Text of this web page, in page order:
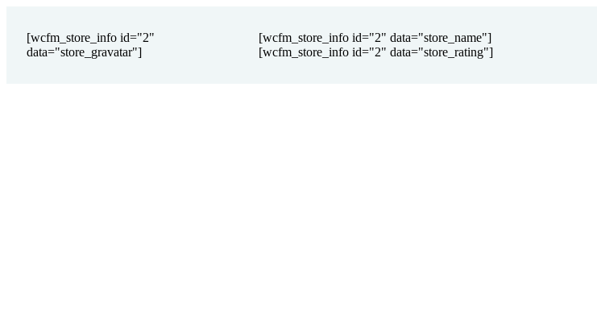
[wcfm_store_info id="2"
data="store_gravatar"]
[wcfm_store_info id="2" data="store_name"]
[wcfm_store_info id="2" data="store_rating"]